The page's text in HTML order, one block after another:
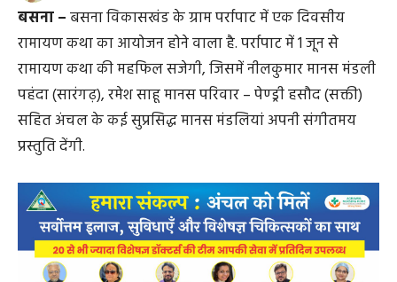
बसना –बसना विकासखंड के ग्राम पर्रापाट में एक दिवसीय
रामायण कथा का आयोजन होने वाला है. पर्रापाट में 1 जून से
रामायण कथा की महफिल सजेगी, जिसमें नीलकुमार मानस मंडली
पहंदा (सारंगढ़), रमेश साहू मानस परिवार – पेण्ड्री हसौद (सक्ती)
सहित अंचल के कई सुप्रसिद्ध मानस मंडलियां अपनी संगीतमय
प्रस्तुति देंगी.